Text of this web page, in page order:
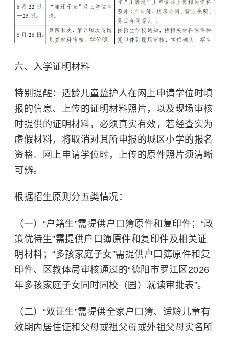
六、入学证明材料
特别提醒：适龄儿童监护人在网上申请学位时填
报的信息、上传的证明材料照片，以及现场审核
时提供的证明材料，必须真实有效，若经查实为
虚假材料，将取消对其所申报的城区小学的报名
资格。网上申请学位时，上传的原件照片须清晰
可辨。
根据招生原则分五类情况：
（一）“户籍生”需提供户口簿原件和复印件；“政
策优待生”需提供户口簿原件和复印件及相关证
明材料；“多孩家庭子女”需提供户口簿原件和复
印件、区教体局审核通过的“德阳市罗江区2026
年多孩家庭子女同时同校（园）就读审批表”。
（二）“双证生”需提供全家户口簿、适龄儿童有
效期内居住证和父母或祖父母或外祖父母实名所